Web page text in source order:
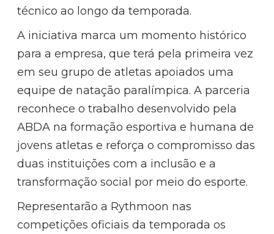
técnico ao longo da temporada.
A iniciativa marca um momento histórico
para a empresa, que terá pela primeira vez
em seu grupo de atletas apoiados uma
equipe de natação paralímpica. A parceria
reconhece o trabalho desenvolvido pela
ABDA na formação esportiva e humana de
jovens atletas e reforça o compromisso das
duas instituições com a inclusão e a
transformação social por meio do esporte.
Representarão a Rythmoon nas
competições oficiais da temporada os